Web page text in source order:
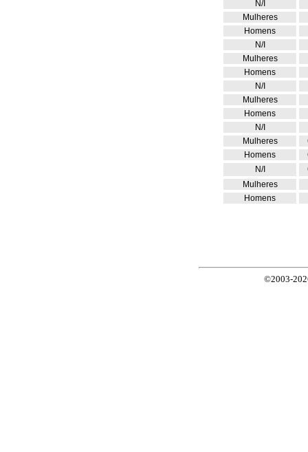
N/I
Mulheres
Homens
N/I
Mulheres
Homens
N/I
Mulheres
Homens
N/I
Mulheres
Homens
N/I
Mulheres
Homens
©2003-